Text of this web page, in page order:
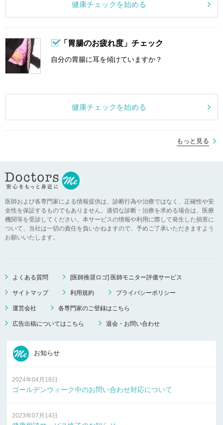
健康チェックを始める
「胃腸のお疲れ度」チェック
自分の胃腸に耳を傾けていますか？
健康チェックを始める
もっと見る
医師および各専門家による情報提供は、診断行為や治療ではなく、正確性や安
全性を保証するものでもありません。適切な診断・治療を求める場合は、医療
機関等を受診してください。本サービスの情報や利用に際して発生した損害に
ついて、当社は一切の責任を負いかねますので、予めご了承いただきますよう
お願いいたします。
よくある質問 [医師推奨ロゴ] 医師モニター評価サービス
サイトマップ 利用規約 プライバシーポリシー
運営会社 各専門家のご登録はこちら
広告出稿についてはこちら 退会・お問い合わせ
お知らせ
2024年04月18日
ゴールデンウィーク中のお問い合わせ対応について
2023年07月14日